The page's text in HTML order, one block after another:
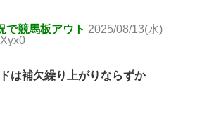
で競馬板アウト 2025/08/13(水)
は補欠繰り上がりならずか